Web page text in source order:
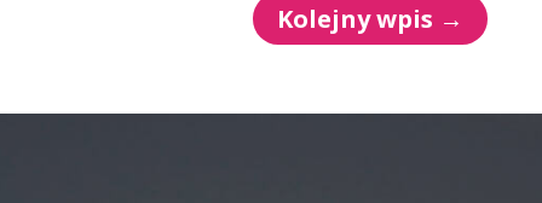
Kolejny wpis →